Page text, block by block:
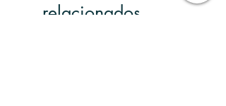
relacionados